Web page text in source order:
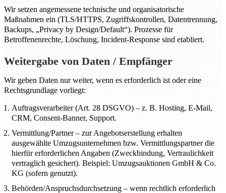
Wir setzen angemessene technische und organisatorische
Maßnahmen ein (TLS/HTTPS, Zugriffskontrollen, Datentrennung,
Backups, „Privacy by Design/Default“). Prozesse für
Betroffenenrechte, Löschung, Incident-Response sind etabliert.
Weitergabe von Daten / Empfänger
Wir geben Daten nur weiter, wenn es erforderlich ist oder eine
Rechtsgrundlage vorliegt:
Auftragsverarbeiter (Art. 28 DSGVO) – z. B. Hosting, E-Mail,
CRM, Consent-Banner, Support.
Vermittlung/Partner – zur Angebotserstellung erhalten
ausgewählte Umzugsunternehmen bzw. Vermittlungspartner die
hierfür erforderlichen Angaben (Zweckbindung, Vertraulichkeit
vertraglich gesichert). Beispiel: Umzugsauktionen GmbH & Co.
KG (sofern genutzt).
Behörden/Anspruchsdurchsetzung – wenn rechtlich erforderlich